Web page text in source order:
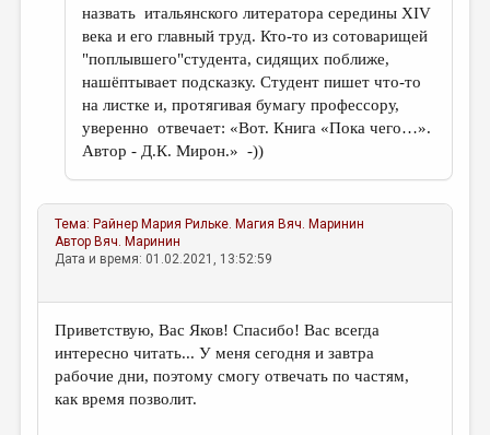
назвать итальянского литератора середины XIV
века и его главный труд. Кто-то из сотоварищей
"поплывшего"студента, сидящих поближе,
нашёптывает подсказку. Студент пишет что-то
на листке и, протягивая бумагу профессору,
уверенно отвечает: «Вот. Книга «Пока чего…».
Автор - Д.К. Мирон.» -))
Тема: Райнер Мария Рильке. Магия Вяч. Маринин
Автор Вяч. Маринин
Дата и время: 01.02.2021, 13:52:59
Приветствую, Вас Яков! Спасибо! Вас всегда
интересно читать... У меня сегодня и завтра
рабочие дни, поэтому смогу отвечать по частям,
как время позволит.